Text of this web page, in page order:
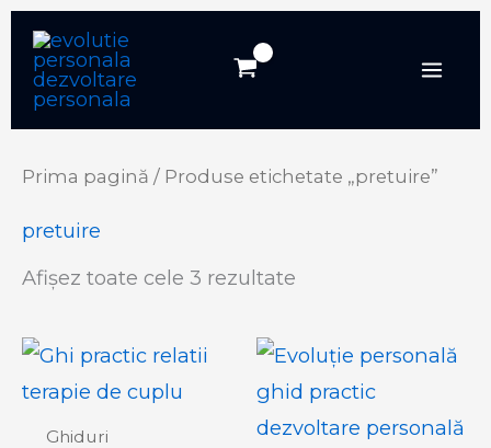
Skip
content
Prima pagină / Produse etichetate „pretuire”
pretuire
Afișez toate cele 3 rezultate
Ghiduri